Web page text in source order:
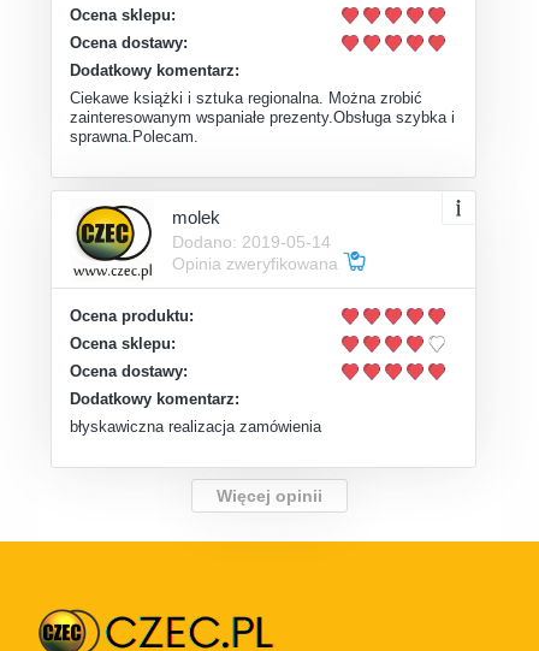
Ocena sklepu:
Ocena dostawy:
Dodatkowy komentarz:
Ciekawe książki i sztuka regionalna. Można zrobić
zainteresowanym wspaniałe prezenty.Obsługa szybka i
sprawna.Polecam.
molek
Dodano: 2019-05-14
Opinia zweryfikowana
Ocena produktu:
Ocena sklepu:
Ocena dostawy:
Dodatkowy komentarz:
błyskawiczna realizacja zamówienia
Więcej opinii